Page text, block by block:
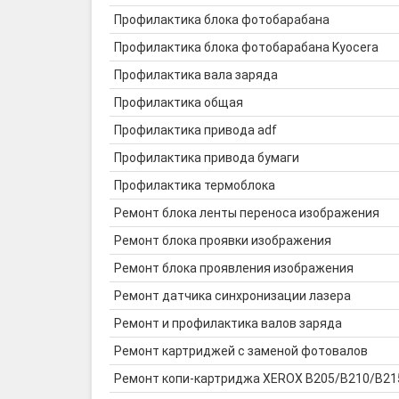
Профилактика блока фотобарабана
Профилактика блока фотобарабана Kyocera
Профилактика вала заряда
Профилактика общая
Профилактика привода adf
Профилактика привода бумаги
Профилактика термоблока
Ремонт блока ленты переноса изображения
Ремонт блока проявки изображения
Ремонт блока проявления изображения
Ремонт датчика синхронизации лазера
Ремонт и профилактика валов заряда
Ремонт картриджей с заменой фотовалов
Ремонт копи-картриджа XEROX B205/B210/